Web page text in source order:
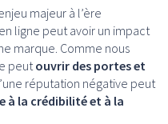
majeur à l’ère
ligne peut avoir un impact
marque. Comme nous
peut ouvrir des portes et
réputation négative peut
à la crédibilité et à la